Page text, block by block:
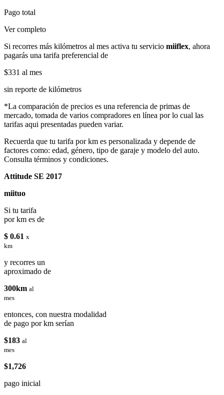
Pago total
Ver completo
Si recorres más kilómetros al mes activa tu servicio miiflex, ahora
pagarás una tarifa preferencial de
$331 al mes
sin reporte de kilómetros
*La comparación de precios es una referencia de primas de
mercado, tomada de varios compradores en línea por lo cual las
tarifas aqui presentadas pueden variar.
Recuerda que tu tarifa por km es personalizada y depende de
factores como: edad, género, tipo de garaje y modelo del auto.
Consulta términos y condiciones.
Attitude SE 2017
miituo
Si tu tarifa
por km es de
$ 0.61 x
km
y recorres un
aproximado de
300km al
mes
entonces, con nuestra modalidad
de pago por km serían
$183 al
mes
$1,726
pago inicial